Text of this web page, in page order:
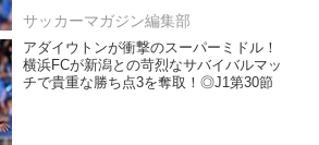
サッカーマガジン編集部
アダイウトンが衝撃のスーパーミドル！
横浜FCが新潟との苛烈なサバイバルマッ
チで貴重な勝ち点3を奪取！◎J1第30節